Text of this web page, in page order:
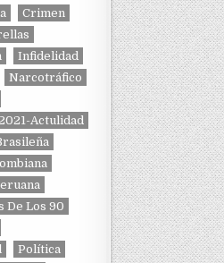
Crimen
Infidelidad
Narcotráfico
Actulidad
De Los 90
Política